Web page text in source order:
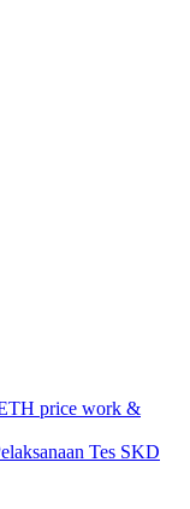
price work &
Tes SKD